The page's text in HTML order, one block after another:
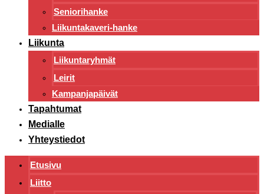
Seniorihanke
Liikuntakaveri-hanke
Liikunta
Liikuntaryhmät
Leirit
Kampanjapäivät
Tapahtumat
Medialle
Yhteystiedot
Etusivu
Liitto